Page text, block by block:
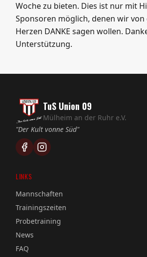
Woche zu bieten. Dies ist nur mit
Sponsoren möglich, denen wir von
Herzen DANKE sagen wollen.
Unterstützung.
TuS Union 09
Mülheim an der Ruhr e.V.
"Der Kult vonne Süd"
LINKS
Mannschaften
Trainingszeiten
Probetraining
News
FAQ